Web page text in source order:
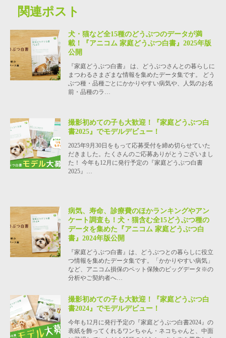
関連ポスト
犬・猫など全15種のどうぶつのデータが満
載！『アニコム 家庭どうぶつ白書』2025年版
公開
『家庭どうぶつ白書』 は、どうぶつさんとの暮らしに
まつわるさまざまな情報を集めたデータ集です。 どう
ぶつ種・品種ごとにかかりやすい病気や、人気のお名
前・品種のラ…
撮影初めての子も大歓迎！『家庭どうぶつ白
書2025』でモデルデビュー！
2025年9月30日をもって応募受付を締め切らせていた
だきました。たくさんのご応募ありがとうございまし
た！ 今年も12月に発行予定の『家庭どうぶつ白書
2025』…
病気、寿命、診療費のほかランキングやアン
ケート調査も！犬・猫含む全15どうぶつ種の
データを集めた『アニコム 家庭どうぶつ白
書』2024年版公開
『家庭どうぶつ白書』は、どうぶつとの暮らしに役立
つ情報を集めたデータ集です。「かかりやすい病気」
など、アニコム損保のペット保険のビッグデータ※の
分析やご契約者へ…
撮影初めての子も大歓迎！『家庭どうぶつ白
書2024』でモデルデビュー！
今年も12月に発行予定の『家庭どうぶつ白書2024』の
表紙を飾ってくれるワンちゃん・ネコちゃんと、中面